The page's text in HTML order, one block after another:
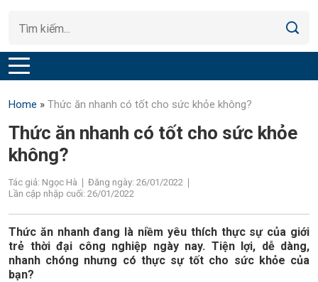
Home » Thức ăn nhanh có tốt cho sức khỏe không?
Thức ăn nhanh có tốt cho sức khỏe
không?
Tác giả: Ngọc Hà
Đăng ngày: 26/01/2022
Lần cập nhập cuối: 26/01/2022
Thức ăn nhanh đang là niềm yêu thích thực sự của giới
trẻ thời đại công nghiệp ngày nay. Tiện lợi, dễ dàng,
nhanh chóng nhưng có thực sự tốt cho sức khỏe của
bạn?